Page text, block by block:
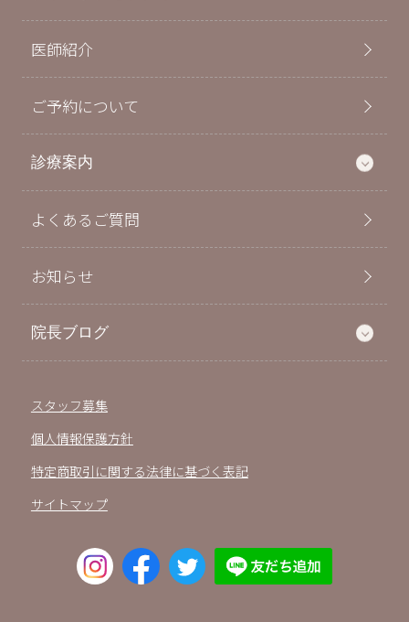
医師紹介
ご予約について
診療案内
よくあるご質問
お知らせ
院長ブログ
スタッフ募集
個人情報保護方針
特定商取引に関する法律に基づく表記
サイトマップ